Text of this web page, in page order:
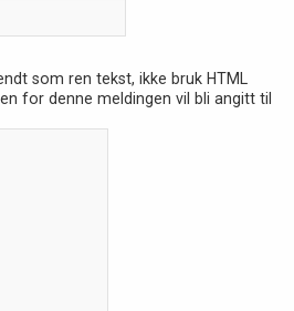
som ren tekst, ikke bruk HTML
for denne meldingen vil bli angitt til